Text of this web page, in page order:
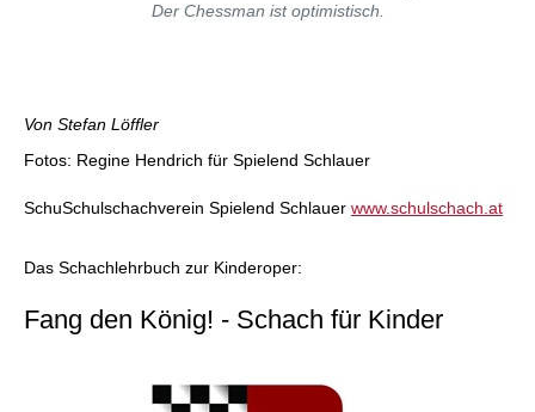
Der Chessman ist optimistisch.
Von Stefan Löffler
Fotos: Regine Hendrich für Spielend Schlauer
SchuSchulschachverein Spielend Schlauer www.schulschach.at
Das Schachlehrbuch zur Kinderoper:
Fang den König! - Schach für Kinder